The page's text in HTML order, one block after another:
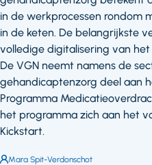
in de werkprocessen rondom
in de keten. De belangrijkste
volledige digitalisering van
De VGN neemt namens de
gehandicaptenzorg deel aan
Programma
het programma zich aan het
Kickstart.
Auteur:
Mara Spit-Verdonschot